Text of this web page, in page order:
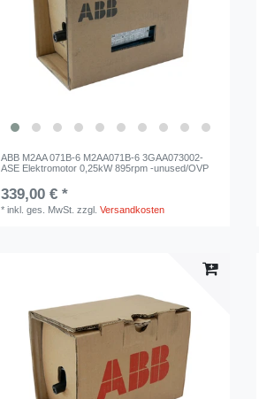
ABB M2AA 071B-6 M2AA071B-6 3GAA073002-
ASE Elektromotor 0,25kW 895rpm -unused/OVP
339,00 € *
*inkl. ges. MwSt. zzgl.Versandkosten